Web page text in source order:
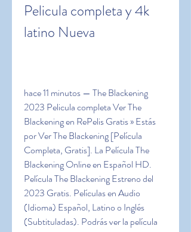
Pelicula completa y 4k
latino Nueva
hace 11 minutos — The Blackening
2023 Pelicula completa Ver The
Blackening en RePelis Gratis » Estás
por Ver The Blackening [Película
Completa, Gratis]. La Película The
Blackening Online en Español HD.
Película The Blackening Estreno del
2023 Gratis. Películas en Audio
(Idioma) Español, Latino o Inglés
(Subtituladas). Podrás ver la película